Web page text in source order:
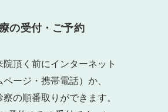
の受付・ご予約
院頂く前にインターネット
ページ・携帯電話）か、
の順番取りができます。